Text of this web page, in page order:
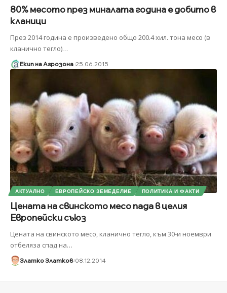
80% месото през миналата година е добито в
кланици
През 2014 година е произведено общо 200.4 хил. тона месо (в
кланично тегло)…
Екип на Агрозона 25.06.2015
АКТУАЛНО ЕВРОПЕЙСКО ЗЕМЕДЕЛИЕ ПОЛИТИКА И ФАКТИ
Цената на свинското месо пада в целия
Европейски съюз
Цената на свинското месо, кланично тегло, към 30-и ноември
отбеляза спад на…
Златко Златков 08.12.2014